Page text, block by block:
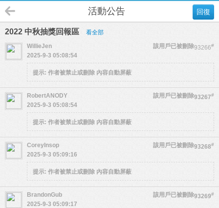
回復
活動公告
2022 中秋抽獎回報區 看全部
93266#
WillieJen
該用戶已被刪除
2025-9-3 05:08:54
提示: 作者被禁止或刪除 內容自動屏蔽
93267#
RobertANODY
該用戶已被刪除
2025-9-3 05:08:54
提示: 作者被禁止或刪除 內容自動屏蔽
93268#
CoreyInsop
該用戶已被刪除
2025-9-3 05:09:16
提示: 作者被禁止或刪除 內容自動屏蔽
93269#
BrandonGub
該用戶已被刪除
2025-9-3 05:09:17